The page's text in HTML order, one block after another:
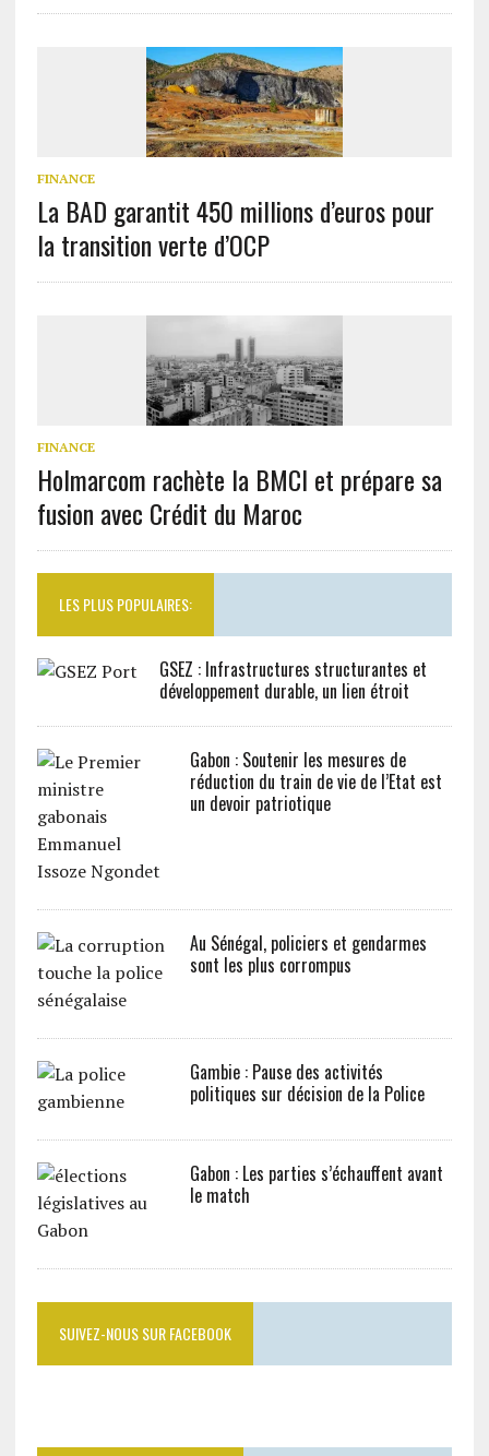
FINANCE
La BAD garantit 450 millions d’euros pour
la transition verte d’OCP
FINANCE
Holmarcom rachète la BMCI et prépare sa
fusion avec Crédit du Maroc
LES PLUS POPULAIRES:
GSEZ : Infrastructures structurantes et
développement durable, un lien étroit
Gabon : Soutenir les mesures de
réduction du train de vie de l’Etat est
un devoir patriotique
Au Sénégal, policiers et gendarmes
sont les plus corrompus
Gambie : Pause des activités
politiques sur décision de la Police
Gabon : Les parties s’échauffent avant
le match
SUIVEZ-NOUS SUR FACEBOOK